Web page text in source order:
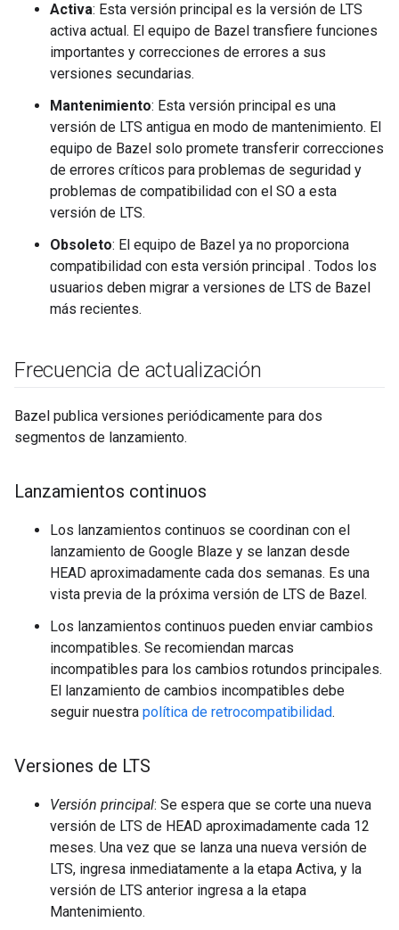
Activa: Esta versión principal es la versión de LTS
activa actual. El equipo de Bazel transfiere funciones
importantes y correcciones de errores a sus
versiones secundarias.
Mantenimiento: Esta versión principal es una
versión de LTS antigua en modo de mantenimiento. El
equipo de Bazel solo promete transferir correcciones
de errores críticos para problemas de seguridad y
problemas de compatibilidad con el SO a esta
versión de LTS.
Obsoleto: El equipo de Bazel ya no proporciona
compatibilidad con esta versión principal . Todos los
usuarios deben migrar a versiones de LTS de Bazel
más recientes.
Frecuencia de actualización
Bazel publica versiones periódicamente para dos
segmentos de lanzamiento.
Lanzamientos continuos
Los lanzamientos continuos se coordinan con el
lanzamiento de Google Blaze y se lanzan desde
HEAD aproximadamente cada dos semanas. Es una
vista previa de la próxima versión de LTS de Bazel.
Los lanzamientos continuos pueden enviar cambios
incompatibles. Se recomiendan marcas
incompatibles para los cambios rotundos principales.
El lanzamiento de cambios incompatibles debe
seguir nuestra política de retrocompatibilidad.
Versiones de LTS
Versión principal: Se espera que se corte una nueva
versión de LTS de HEAD aproximadamente cada 12
meses. Una vez que se lanza una nueva versión de
LTS, ingresa inmediatamente a la etapa Activa, y la
versión de LTS anterior ingresa a la etapa
Mantenimiento.